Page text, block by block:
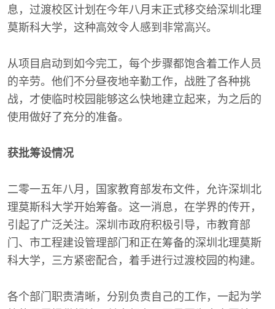
息，过渡校区计划在今年八月末正式移交给深圳北理
莫斯科大学，这种高效令人感到非常高兴。
从项目启动到如今完工，每个步骤都饱含着工作人员
的辛劳。他们不分昼夜地辛勤工作，战胜了各种挑
战，才使临时校园能够这么快地建立起来，为之后的
使用做好了充分的准备。
获批筹设情况
二零一五年八月，国家教育部发布文件，允许深圳北
理莫斯科大学开始筹备。这一消息，在学界的传开，
引起了广泛关注。深圳市政府积极引导，市教育部
门、市工程建设管理部门和正在筹备的深圳北理莫斯
科大学，三方紧密配合，着手进行过渡校园的构建。
各个部门职责清晰，分别负责自己的工作，一起为学